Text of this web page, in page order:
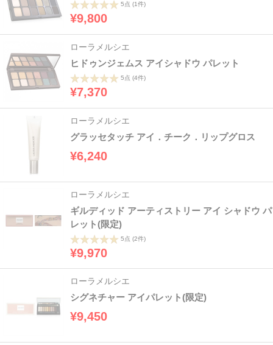
5点 (1件)
¥9,800
ローラメルシエ
ヒドゥンジェムス アイシャドウ パレット
5点 (4件)
¥7,370
ローラメルシエ
グラッセタッチ アイ．チーク．リップグロス
¥6,240
ローラメルシエ
ギルディッド アーティストリー アイ シャドウ パ
レット(限定)
5点 (2件)
¥9,970
ローラメルシエ
シグネチャー アイパレット(限定)
¥9,450